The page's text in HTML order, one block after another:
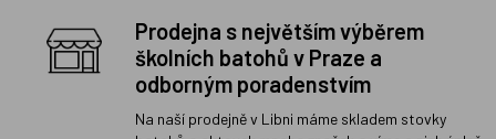
Prodejna s největším výběrem
školních batohů v Praze a
odborným poradenstvím
Na naší prodejně v Libni máme skladem stovky